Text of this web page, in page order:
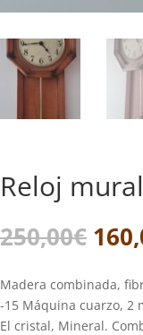
Reloj
250,00€ El
era:
Madera combinada,
-15 Máquina cuarzo, 2
El cristal, Mineral.